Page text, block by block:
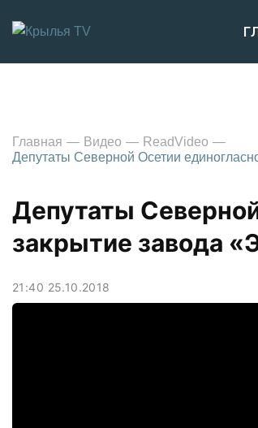
Главная Видео
ReadVideo
Депутаты Северной Осетии
Депутаты
закрытие завода
21:40 25.10.2018